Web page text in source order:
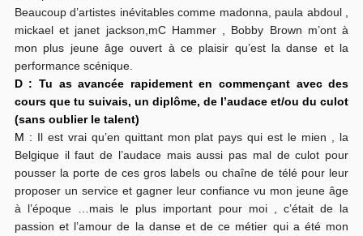
Beaucoup d’artistes inévitables comme madonna, paula abdoul ,
mickael et janet jackson,mC Hammer , Bobby Brown m’ont à
mon plus jeune âge ouvert à ce plaisir qu’est la danse et la
performance scénique.
D : Tu as avancée rapidement en commençant avec des
cours que tu suivais, un diplôme, de l’audace et/ou du culot
(sans oublier le talent)
M : Il est vrai qu’en quittant mon plat pays qui est le mien , la
Belgique il faut de l’audace mais aussi pas mal de culot pour
pousser la porte de ces gros labels ou chaîne de télé pour leur
proposer un service et gagner leur confiance vu mon jeune âge
à l’époque …mais le plus important pour moi , c’était de la
passion et l’amour de la danse et de ce métier qui a été mon